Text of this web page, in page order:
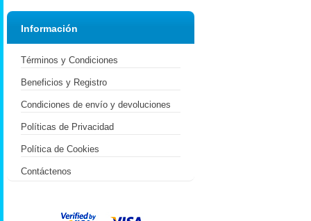
Información
Términos y Condiciones
Beneficios y Registro
Condiciones de envío y devoluciones
Políticas de Privacidad
Política de Cookies
Contáctenos